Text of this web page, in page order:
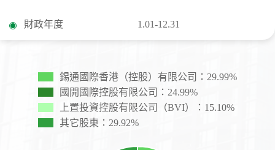
財政年度 1.01-12.31
錫通國際香港（控股）有限公司：29.99%
國開國際控股有限公司：24.99%
上置投資控股有限公司（BVI）：15.10%
其它股東：29.92%